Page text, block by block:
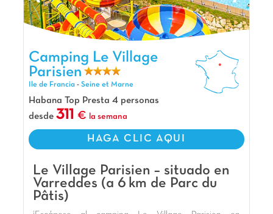
Camping Le Village Parisien, Camping Ile de Francia
Camping Le Village
Parisien
Ile de Francia - Seine et Marne
Habana Top Presta 4 personas
desde 311 la semana
HAGA CLIC AQUI
Le Village Parisien – situado en
Varreddes (a 6 km de Parc du
Pâtis)